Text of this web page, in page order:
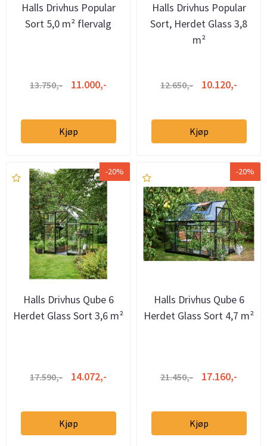
Halls Drivhus Popular
Sort 5,0 m² flervalg
13.750,- 11.000,-
Kjøp
Halls Drivhus Popular
Sort, Herdet Glass 3,8
m²
12.650,- 10.120,-
Kjøp
-20%
Halls Drivhus Qube 6
Herdet Glass Sort 3,6 m²
17.590,- 14.072,-
Kjøp
-20%
Halls Drivhus Qube 6
Herdet Glass Sort 4,7 m²
21.450,- 17.160,-
Kjøp